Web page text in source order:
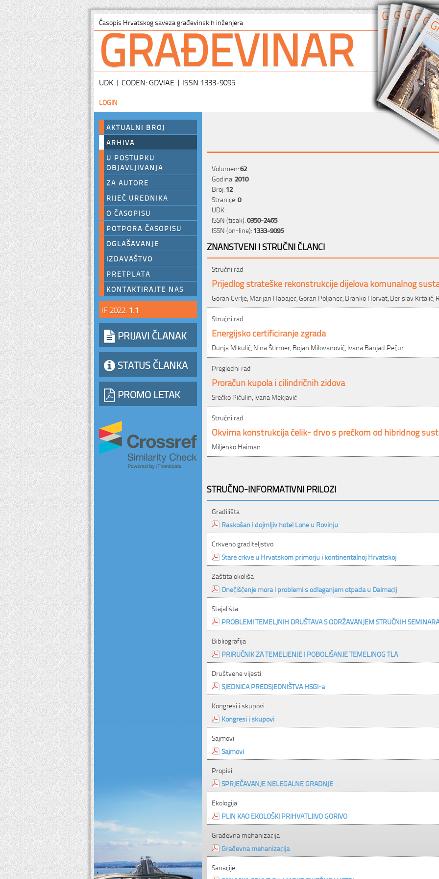
Časopis Hrvatskog saveza građevinskih inženjera
GRAĐEVINAR
UDK | CODEN: GDVIAE | ISSN 1333-9095
LOGIN
AKTUALNI BROJ
ARHIVA
U POSTUPKU
OBJAVLJIVANJA
ZA AUTORE
RIJEČ UREDNIKA
O ČASOPISU
POTPORA ČASOPISU
OGLAŠAVANJE
IZDAVAŠTVO
PRETPLATA
KONTAKTIRAJTE NAS
IF 2022: 1.1
PRIJAVI ČLANAK
STATUS ČLANKA
PROMO LETAK
Volumen:62
Godina:2010
Broj:12
Stranice:0
UDK:
ISSN (tisak):0350-2465
ISSN (on-line):1333-9095
ZNANSTVENI I STRUČNI ČLANCI
Stručni rad
Prijedlog strateške rekonstrukcije dijelova komunalnog
Goran Cvrlje, Marijan Habajec, Goran Poljanec, Branko Horvat, Berislav
Stručni rad
Energijsko certificiranje zgrada
Dunja Mikulić, Nina Štirmer, Bojan Milovanović, Ivana Banjad Pečur
Pregledni rad
Proračun kupola i cilindričnih zidova
Srečko Pičulin, Ivana Mekjavić
Stručni rad
Okvirna konstrukcija čelik- drvo s prečkom od hibridnog
Miljenko Haiman
STRUČNO-INFORMATIVNI PRILOZI
Gradilišta
Raskošan i dojmljiv hotel Lone u Rovinju
Crkveno graditeljstvo
Stare crkve u Hrvatskom primorju i kontinentalnoj Hrvatskoj
Zaštita okoliša
Onečišćenje mora i problemi s odlaganjem otpada u Dalmacij
Stajališta
PROBLEMI TEMELJNIH DRUŠTAVA S ODRŽAVANJEM STRUČNIH SEMINARA
Bibliografija
PRIRUČNIK ZA TEMELJENJE I POBOLJŠANJE TEMELJNOG TLA
Društvene vijesti
SJEDNICA PREDSJEDNIŠTVA HSGI-a
Kongresi i skupovi
Kongresi i skupovi
Sajmovi
Sajmovi
Propisi
SPRJEČAVANJE NELEGALNE GRADNJE
Ekologija
PLIN KAO EKOLOŠKI PRIHVATLJIVO GORIVO
Građevna mehanizacija
Građevna mehanizacija
Sanacije